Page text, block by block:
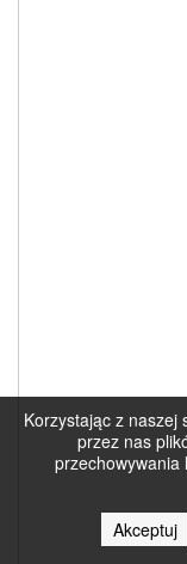
Korzystając z naszej
przez nas
przechowywania
Akceptuj